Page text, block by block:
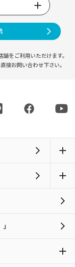
をご利用いただけます。
接お問い合わせ下さい。